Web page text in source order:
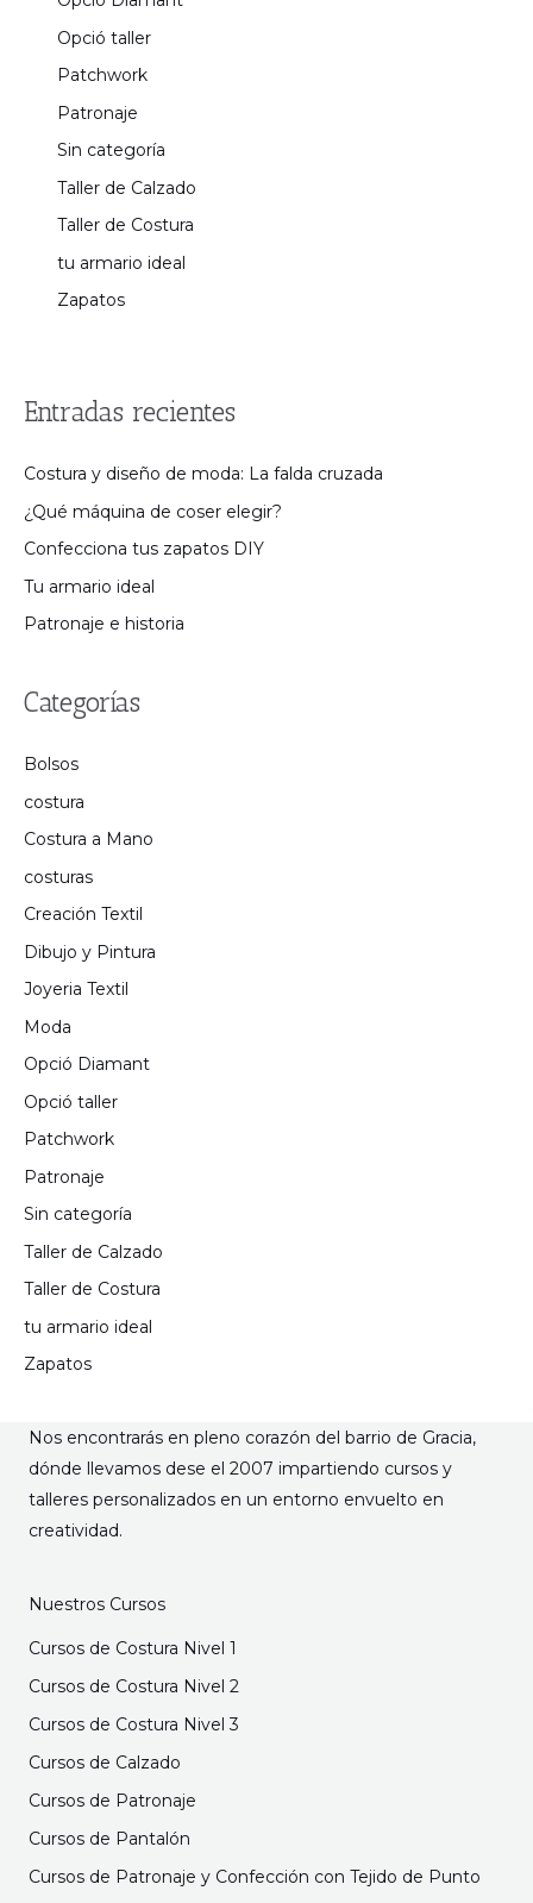
Opció taller
Patchwork
Patronaje
Sin categoría
Taller de Calzado
Taller de Costura
tu armario ideal
Zapatos
Entradas recientes
Costura y diseño de moda: La falda cruzada
¿Qué máquina de coser elegir?
Confecciona tus zapatos DIY
Tu armario ideal
Patronaje e historia
Categorías
Bolsos
costura
Costura a Mano
costuras
Creación Textil
Dibujo y Pintura
Joyeria Textil
Moda
Opció Diamant
Opció taller
Patchwork
Patronaje
Sin categoría
Taller de Calzado
Taller de Costura
tu armario ideal
Zapatos
Nos encontrarás en pleno corazón del barrio de Gracia,
dónde llevamos dese el 2007 impartiendo cursos y
talleres personalizados en un entorno envuelto en
creatividad.
Nuestros Cursos
Cursos de Costura Nivel 1
Cursos de Costura Nivel 2
Cursos de Costura Nivel 3
Cursos de Calzado
Cursos de Patronaje
Cursos de Pantalón
Cursos de Patronaje y Confección con Tejido de Punto